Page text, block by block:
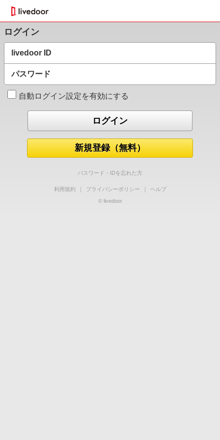
ログイン
livedoor ID
パスワード
自動ログイン設定を有効にする
新規登録（無料）
パスワード・IDを忘れた方
利用規約 ｜ プライバシーポリシー ｜
ヘルプ
© livedoor